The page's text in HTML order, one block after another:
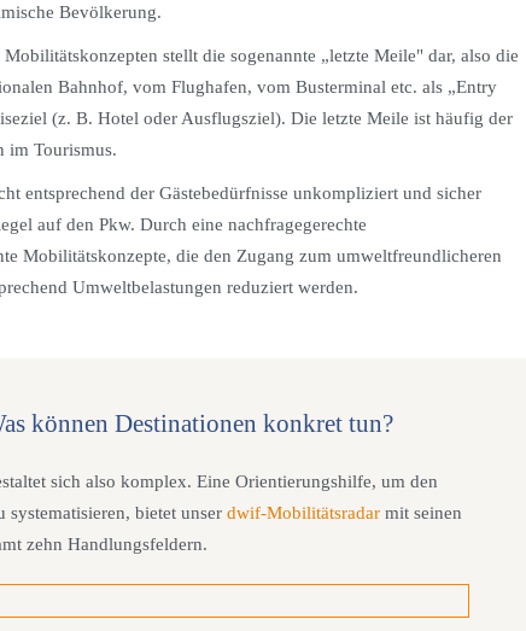
Bevölkerung.
stellt die sogenannte „letzte Meile" dar, also die
Bahnhof, vom Flughafen, vom Busterminal etc. als „Entry
(z. B. Hotel oder Ausflugsziel). Die letzte Meile ist häufig der
im Tourismus.
entsprechend der Gästebedürfnisse unkompliziert und sicher
auf den Pkw. Durch eine nachfragegerechte
Mobilitätskonzepte, die den Zugang zum umweltfreundlicheren
Umweltbelastungen reduziert werden.
können Destinationen konkret tun?
sich also komplex. Eine Orientierungshilfe, um den
bietet unser dwif-Mobilitätsradar mit seinen
zehn Handlungsfeldern.